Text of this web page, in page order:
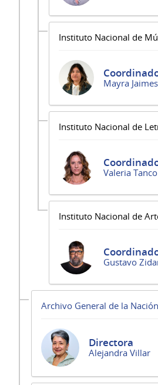
Instituto Nacional de
Mayra Jaimes
Instituto Nacional de
Valeria Tanco
Instituto Nacional de
Gustavo
Archivo General de la Nación
Directora
Alejandra Villar